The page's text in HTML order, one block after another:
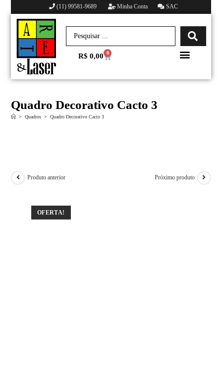
(11) 99581-9689 Minha Conta SAC
R$ 0,00 0
Quadro Decorativo Cacto 3
> Quadros > Quadro Decorativo Cacto 3
OFERTA!
Produto anterior Próximo produto